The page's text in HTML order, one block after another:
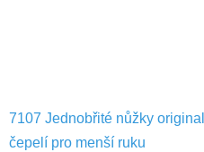
7107 Jednobřité nůžky
čepelí pro menší ruku